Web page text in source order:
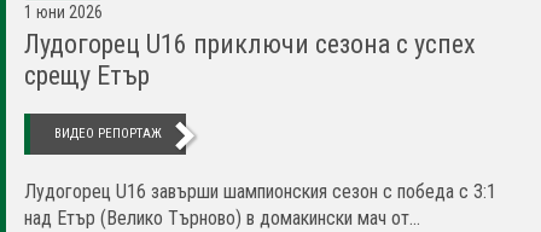
1 юни 2026
Лудогорец U16 приключи сезона с успех
срещу Етър
ВИДЕО РЕПОРТАЖ
Лудогорец U16 завърши шампионския сезон с победа с 3:1
над Етър (Велико Търново) в домакински мач от...